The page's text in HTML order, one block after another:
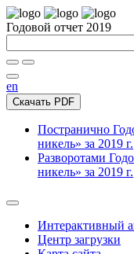
Годовой отчет 2019
en
Скачать PDF
Постранично
никель» за 2019 г.
Разворотами
никель» за 2019 г.
Интерактивный
Центр загрузки